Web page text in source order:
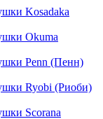
Kosadaka
Okuma
Penn (Пенн)
Ryobi (Риоби)
Scorana